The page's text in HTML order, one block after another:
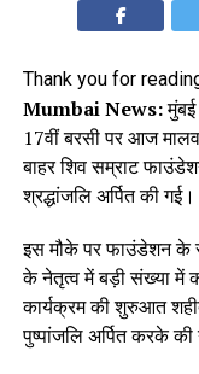
Thank you for
Mumbai News:
17वीं बरसी पर आज
बाहर शिव सम्राट
श्रद्धांजलि अर्पित की गई।
इस मौके पर फाउंडेशन के
के नेतृत्व में बड़ी संख्या में
कार्यक्रम की शुरुआत
पुष्पांजलि अर्पित करके की